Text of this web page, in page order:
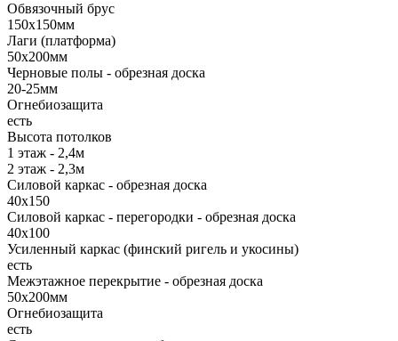
Обвязочный брус
150х150мм
Лаги (платформа)
50х200мм
Черновые полы - обрезная доска
20-25мм
Огнебиозащита
есть
Высота потолков
1 этаж - 2,4м
2 этаж - 2,3м
Силовой каркас - обрезная доска
40х150
Силовой каркас - перегородки - обрезная доска
40х100
Усиленный каркас (финский ригель и укосины)
есть
Межэтажное перекрытие - обрезная доска
50х200мм
Огнебиозащита
есть